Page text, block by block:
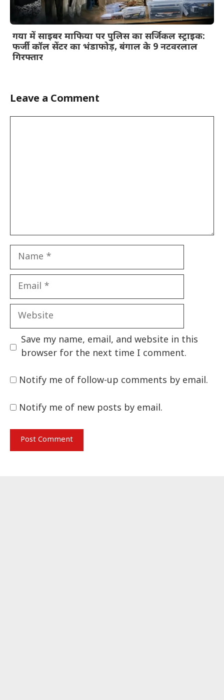
गया में साइबर माफिया पर पुलिस का सर्जिकल स्ट्राइक:
फर्जी कॉल सेंटर का भंडाफोड़, बंगाल के 9 नटवरलाल
गिरफ्तार
Leave a Comment
Name
Email
Website
Save my name, email, and website in this
browser for the next time I comment.
Notify me of follow-up comments by email.
Notify me of new posts by email.